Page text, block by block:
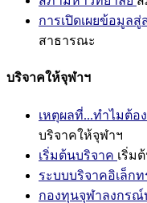
การเปิดเผยข้อมูล
สาธารณะ
บริจาคให้จุฬาฯ
เหตุผลที่...ทำไมต้อ
บริจาคให้จุฬาฯ
เริ่มต้นบริจาค เริ่ม
ระบบบริจาคอิเล็ก
กองทุนจุฬาลงกร